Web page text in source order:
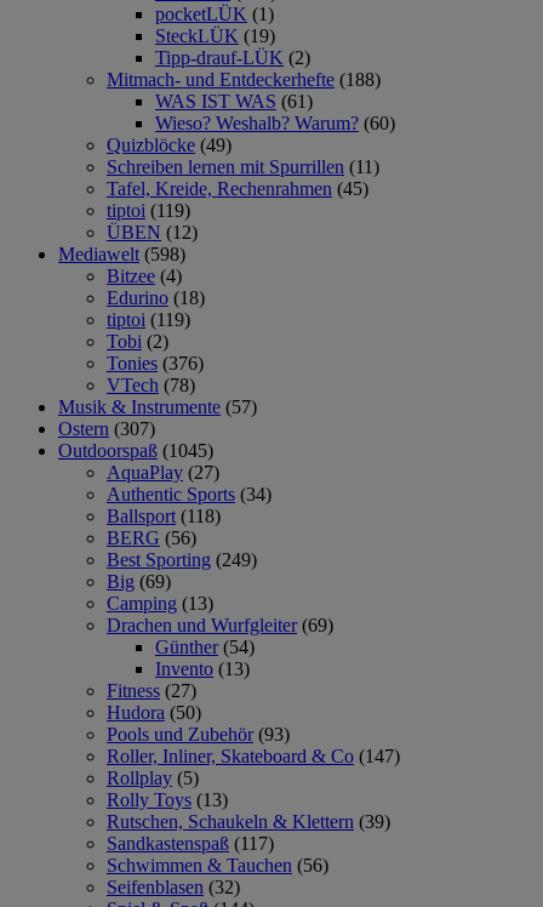
pocketLÜK (1)
SteckLÜK (19)
Tipp-drauf-LÜK (2)
Mitmach- und Entdeckerhefte (188)
WAS IST WAS (61)
Wieso? Weshalb? Warum? (60)
Quizblöcke (49)
Schreiben lernen mit Spurrillen (11)
Tafel, Kreide, Rechenrahmen (45)
tiptoi (119)
ÜBEN (12)
Mediawelt (598)
Bitzee (4)
Edurino (18)
tiptoi (119)
Tobi (2)
Tonies (376)
VTech (78)
Musik & Instrumente (57)
Ostern (307)
Outdoorspaß (1045)
AquaPlay (27)
Authentic Sports (34)
Ballsport (118)
BERG (56)
Best Sporting (249)
Big (69)
Camping (13)
Drachen und Wurfgleiter (69)
Günther (54)
Invento (13)
Fitness (27)
Hudora (50)
Pools und Zubehör (93)
Roller, Inliner, Skateboard & Co (147)
Rollplay (5)
Rolly Toys (13)
Rutschen, Schaukeln & Klettern (39)
Sandkastenspaß (117)
Schwimmen & Tauchen (56)
Seifenblasen (32)